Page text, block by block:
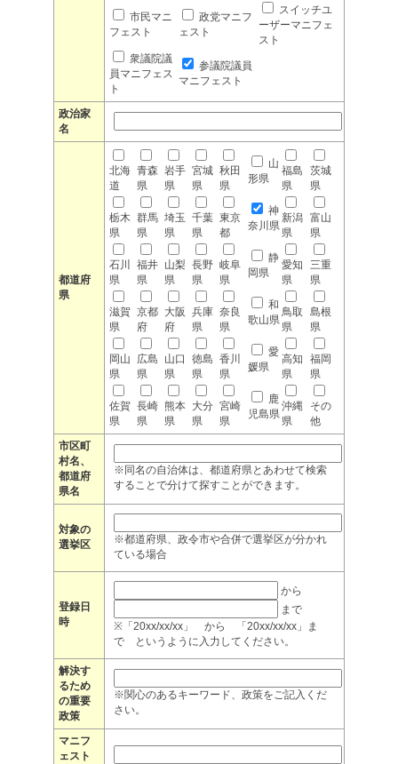
市民マニ
フェスト
政党マニフ
ェスト
スイッチユ
ーザーマニフェ
スト
衆議院議
員マニフェス
ト
参議院議員
マニフェスト
政治家
名
都道府
県
北海
道
青森
県
岩手
県
宮城
県
秋田
県
山
形県
福島
県
茨城
県
栃木
県
群馬
県
埼玉
県
千葉
県
東京
都
神
奈川県
新潟
県
富山
県
石川
県
福井
県
山梨
県
長野
県
岐阜
県
静
岡県
愛知
県
三重
県
滋賀
県
京都
府
大阪
府
兵庫
県
奈良
県
和
歌山県
鳥取
県
島根
県
岡山
県
広島
県
山口
県
徳島
県
香川
県
愛
媛県
高知
県
福岡
県
佐賀
県
長崎
県
熊本
県
大分
県
宮崎
県
鹿
児島県
沖縄
県
その
他
市区町
村名、
都道府
県名
※同名の自治体は、都道府県とあわせて検索
することで分けて探すことができます。
対象の
選挙区
※都道府県、政令市や合併で選挙区が分かれ
ている場合
登録日
時
から
まで
※「20xx/xx/xx」 から 「20xx/xx/xx」ま
で というように入力してください。
解決す
るため
の重要
政策
※関心のあるキーワード、政策をご記入くだ
さい。
マニフ
ェスト